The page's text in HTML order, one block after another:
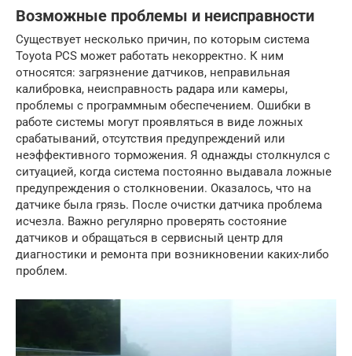
Возможные проблемы и неисправности
Существует несколько причин, по которым система
Toyota PCS может работать некорректно. К ним
относятся: загрязнение датчиков, неправильная
калибровка, неисправность радара или камеры,
проблемы с программным обеспечением. Ошибки в
работе системы могут проявляться в виде ложных
срабатываний, отсутствия предупреждений или
неэффективного торможения. Я однажды столкнулся с
ситуацией, когда система постоянно выдавала ложные
предупреждения о столкновении. Оказалось, что на
датчике была грязь. После очистки датчика проблема
исчезла. Важно регулярно проверять состояние
датчиков и обращаться в сервисный центр для
диагностики и ремонта при возникновении каких-либо
проблем.